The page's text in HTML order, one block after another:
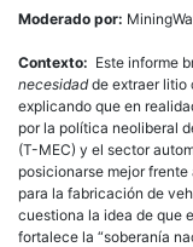
Moderado por:
Contexto: Este informe
necesidadde extraer litio
explicando que en
por la política neoliberal
(T-MEC) y el sector
posicionarse mejor
para la fabricación de
cuestiona la idea de que
fortalece la “soberanía